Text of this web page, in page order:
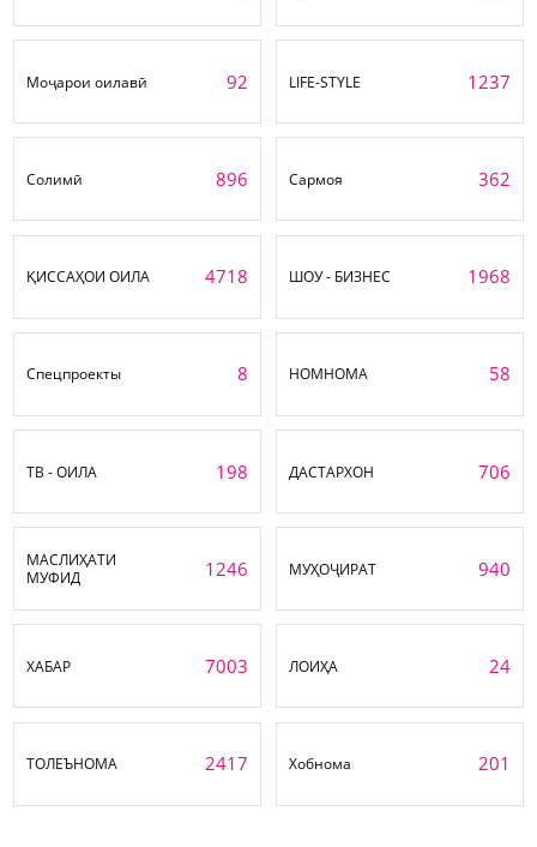
Моҷарои оилавӣ 92 LIFE-STYLE 1237
Солимӣ 896 Сармоя 362
ҚИССАҲОИ ОИЛА 4718 ШОУ - БИЗНЕС 1968
Спецпроекты 8 НОМНОМА 58
ТВ - ОИЛА 198 ДАСТАРХОН 706
МАСЛИҲАТИ
МУФИД
1246 МУҲОҶИРАТ 940
ХАБАР 7003 ЛОИҲА 24
ТОЛЕЪНОМА 2417 Хобнома 201